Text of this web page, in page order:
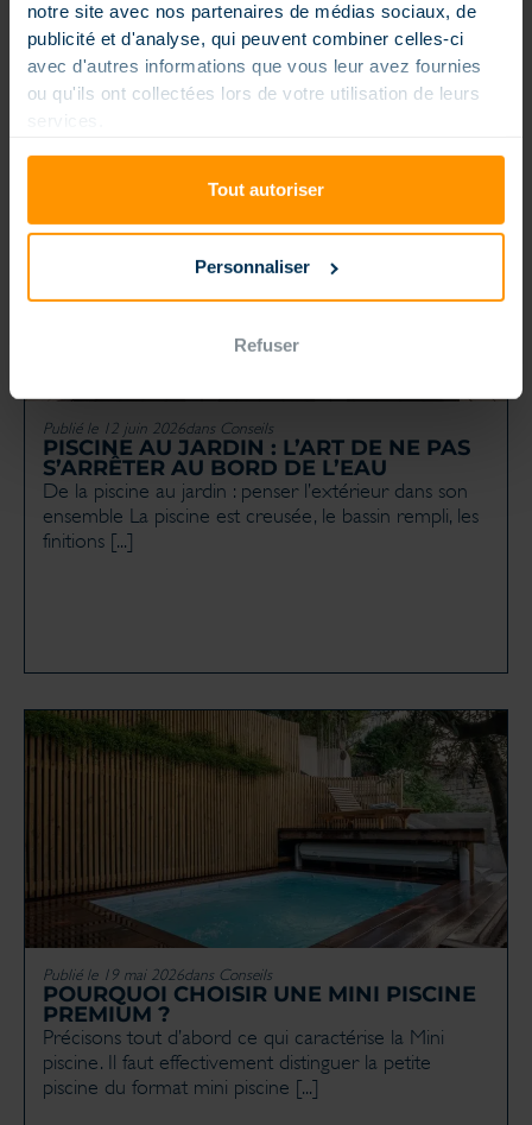
notre site avec nos partenaires de médias sociaux, de
publicité et d'analyse, qui peuvent combiner celles-ci
avec d'autres informations que vous leur avez fournies
ou qu'ils ont collectées lors de votre utilisation de leurs
services.
Tout autoriser
Personnaliser
Refuser
Note moyenne 4.8 / 5. Nombre de votes
ARTICLES SIMILAIRES
Publié le 12 juin 2026dans Conseils
PISCINE AU JARDIN : L’ART DE NE PAS
S’ARRÊTER AU BORD DE L’EAU
De la piscine au jardin : penser l’extérieur dans son
ensemble La piscine est creusée, le bassin rempli, les
finitions [...]
Publié le 19 mai 2026dans Conseils
POURQUOI CHOISIR UNE MINI PISCINE
PREMIUM ?
Précisons tout d’abord ce qui caractérise la Mini
piscine. Il faut effectivement distinguer la petite
piscine du format mini piscine [...]